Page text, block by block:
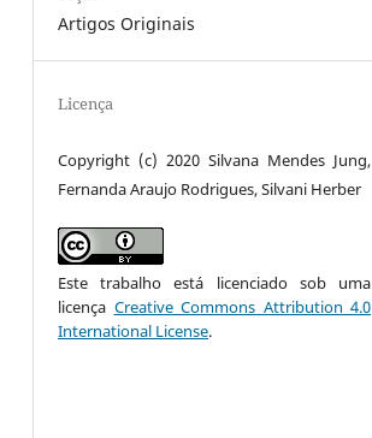
Artigos Originais
Licença
Copyright (c) 2020 Silvana Mendes Jung,
Fernanda Araujo Rodrigues, Silvani Herber
Este trabalho está licenciado sob uma
licença Creative Commons Attribution 4.0
International License.